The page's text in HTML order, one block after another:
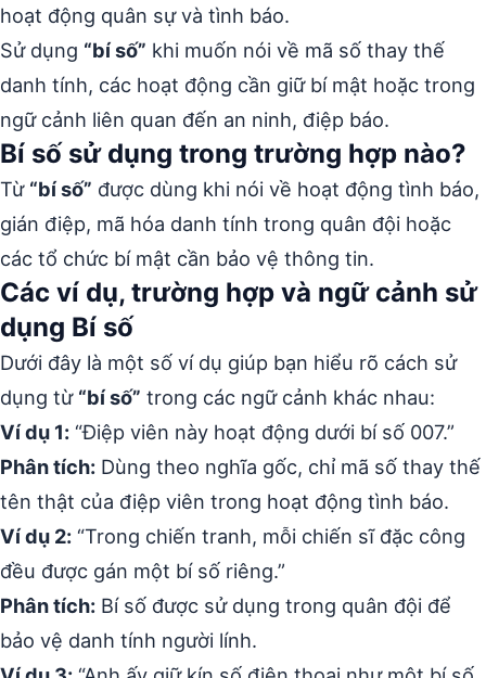
hoạt động quân sự và tình báo.
Sử dụng “bí số” khi muốn nói về mã số thay thế
danh tính, các hoạt động cần giữ bí mật hoặc trong
ngữ cảnh liên quan đến an ninh, điệp báo.
Bí số sử dụng trong trường hợp nào?
Từ “bí số” được dùng khi nói về hoạt động tình báo,
gián điệp, mã hóa danh tính trong quân đội hoặc
các tổ chức bí mật cần bảo vệ thông tin.
Các ví dụ, trường hợp và ngữ cảnh sử
dụng Bí số
Dưới đây là một số ví dụ giúp bạn hiểu rõ cách sử
dụng từ “bí số” trong các ngữ cảnh khác nhau:
Ví dụ 1: “Điệp viên này hoạt động dưới bí số 007.”
Phân tích: Dùng theo nghĩa gốc, chỉ mã số thay thế
tên thật của điệp viên trong hoạt động tình báo.
Ví dụ 2: “Trong chiến tranh, mỗi chiến sĩ đặc công
đều được gán một bí số riêng.”
Phân tích: Bí số được sử dụng trong quân đội để
bảo vệ danh tính người lính.